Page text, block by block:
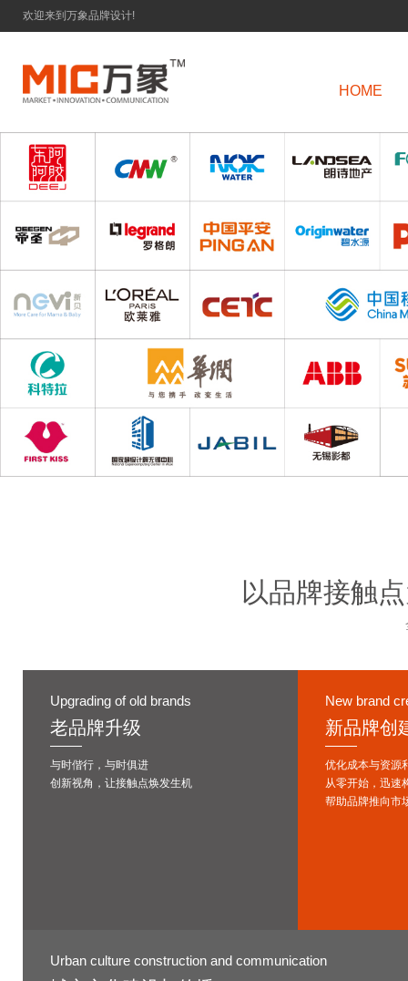
欢迎来到万象品牌设计!
HOME
以品牌接触
Upgrading of old brands
老品牌升级
与时偕行，与时俱进
创新视角，让接触点焕发生机
New brand
新品牌创
优化成本与资源
从零开始，迅速
帮助品牌推向市
Urban culture construction and communication